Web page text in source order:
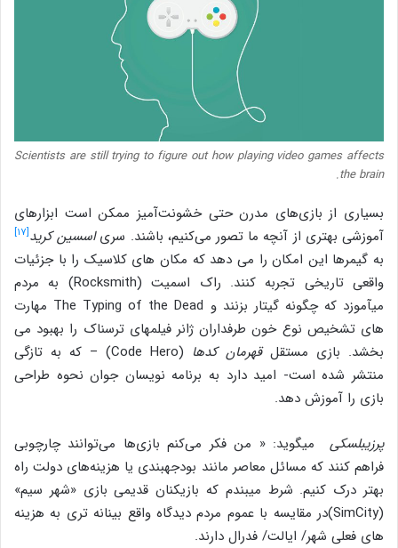
Scientists are still trying to figure out how playing video games affects
the brain.
بسیاری از بازی‌های مدرن حتی خشونت‌آمیز ممکن است ابزارهای
آموزشی بهتری از آنچه ما تصور می‌کنیم، باشند. سریاسسین کرید[۱۷]
به گیمرها این امکان را می دهد که مکان های کلاسیک را با جزئیات
واقعی تاریخی تجربه کنند. راک اسمیت (Rocksmith) به مردم
می‎آموزد که چگونه گیتار بزنند و The Typing of the Dead مهارت
های تشخیص نوع خون طرفداران ژانر فیلم‎های ترسناک را بهبود می
بخشد. بازی مستقلقهرمان کدها
(Code Hero) – که به تازگی
منتشر شده است- امید دارد به برنامه نویسان جوان نحوه طراحی
بازی را آموزش دهد.
پرزیبلسکی
می‎گوید: « من فکر می‌کنم بازی‌ها می‌توانند چارچوبی
فراهم کنند که مسائل معاصر مانند بودجه‎بندی یا هزینه‌های دولت راه
بهتر درک کنیم. شرط می‎بندم که بازیکنان قدیمی بازی «شهر سیم»
(SimCity)در مقایسه با عموم مردم دیدگاه واقع ‎بینانه تری به هزینه
های فعلی شهر/ ایالت/ فدرال دارند.